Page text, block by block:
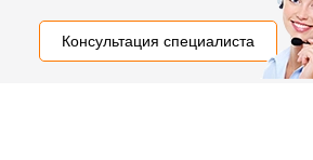
Консультация специалиста